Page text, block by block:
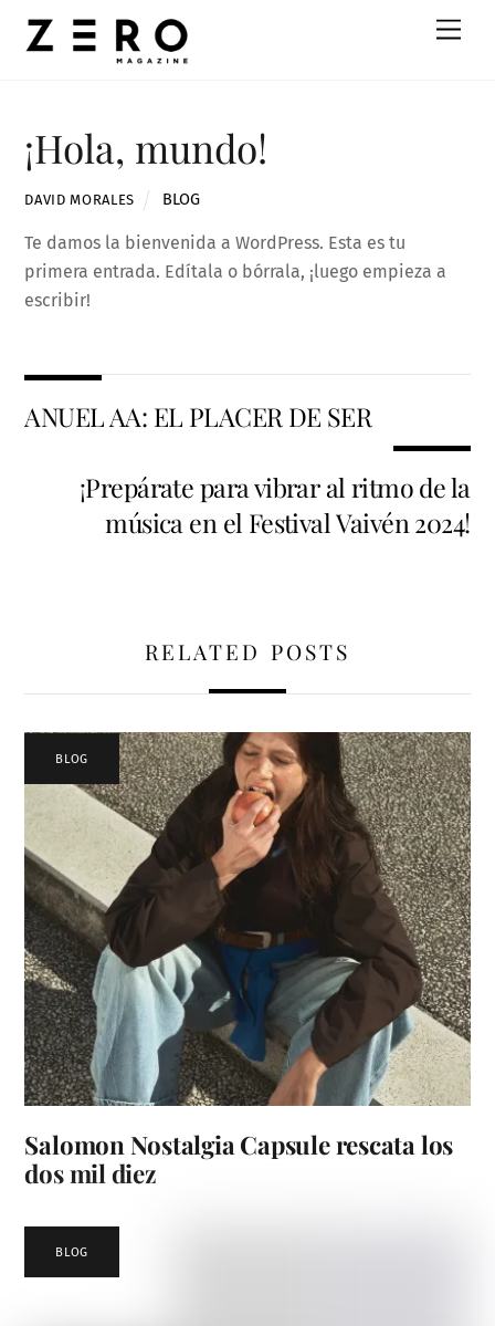
¡Hola, mundo!
DAVID MORALES BLOG
Te damos la bienvenida a WordPress. Esta es tu
primera entrada. Edítala o bórrala, ¡luego empieza a
escribir!
ANUEL AA: EL PLACER DE SER
¡Prepárate para vibrar al ritmo de la
música en el Festival Vaivén 2024!
RELATED POSTS
BLOG
Salomon Nostalgia Capsule rescata los
dos mil diez
BLOG